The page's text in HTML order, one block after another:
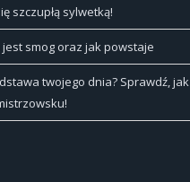
szczupłą sylwetką!
jest smog oraz jak powstaje
twojego dnia? Sprawdź, jak